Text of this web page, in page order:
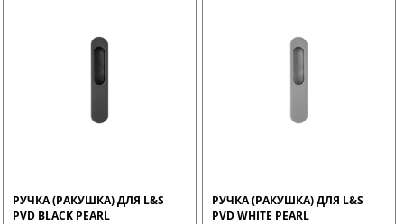
РУЧКА (РАКУШКА) ДЛЯ L&S
PVD BLACK PEARL
РУЧКА (РАКУШКА) ДЛЯ L&S
PVD WHITE PEARL